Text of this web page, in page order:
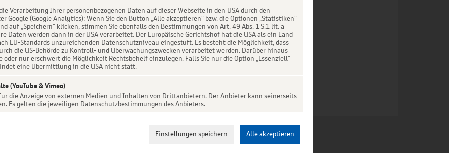
Verarbeitung Ihrer personenbezogenen Daten auf dieser Webseite in den USA durch den
Google (Google Analytics): Wenn Sie den Button „Alle akzeptieren“ bzw. die Optionen „Statistiken“
auf „Speichern“ klicken, stimmen Sie ebenfalls den Bestimmungen von Art. 49 Abs. 1 S.1 lit. a
Daten werden dann in der USA verarbeitet. Der Europäische Gerichtshof hat die USA als ein Land
EU-Standards unzureichenden Datenschutzniveau eingestuft. Es besteht die Möglichkeit, dass
die US-Behörde zu Kontroll- und Überwachungszwecken verarbeitet werden. Darüber hinaus
oder nur erschwert die Möglichkeit Rechtsbehelf einzulegen. Falls Sie nur die Option „Essenziell“
eine Übermittlung in die USA nicht statt.
(YouTube & Vimeo)
die Anzeige von externen Medien und Inhalten von Drittanbietern. Der Anbieter kann seinerseits
Es gelten die jeweiligen Datenschutzbestimmungen des Anbieters.
Einstellungen speichern Alle akzeptieren